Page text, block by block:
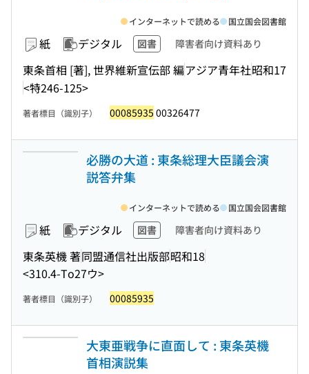
紙 デジタル 図書 障害者向け資料あり
東条首相 [著], 世界維新宣伝部 編アジア青年社昭和17
<特246-125>
インターネットで読める 国立国会図書館
著者標目（識別子） 00085935 00326477
必勝の大道 : 東条総理大臣議会演
説答弁集
紙 デジタル 図書 障害者向け資料あり
東条英機 著同盟通信社出版部昭和18
<310.4-To27ウ>
インターネットで読める 国立国会図書館
著者標目（識別子） 00085935
大東亜戦争に直面して : 東条英機
首相演説集